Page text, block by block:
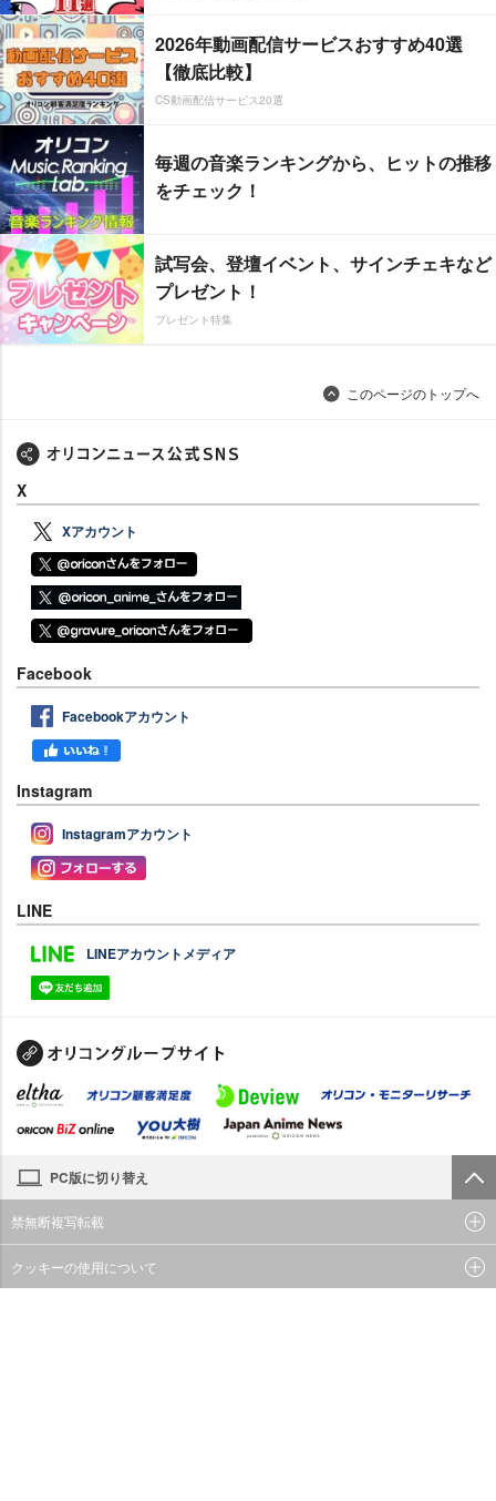
2026年動画配信サービスおすすめ40選
【徹底比較】
CS動画配信サービス20選
毎週の音楽ランキングから、ヒットの推移
をチェック！
試写会、登壇イベント、サインチェキなど
プレゼント！
プレゼント特集
このページのトップへ
X
Xアカウント
Facebook
Facebookアカウント
Instagram
Instagramアカウント
LINE
LINEアカウントメディア
PC版に切り替え
禁無断複写転載
クッキーの使用について